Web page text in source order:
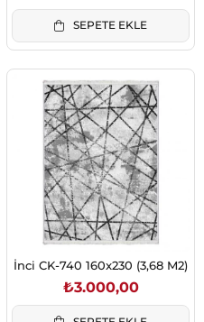
SEPETE EKLE
İnci CK-740 160x230 (3,68 M2)
₺3.000,00